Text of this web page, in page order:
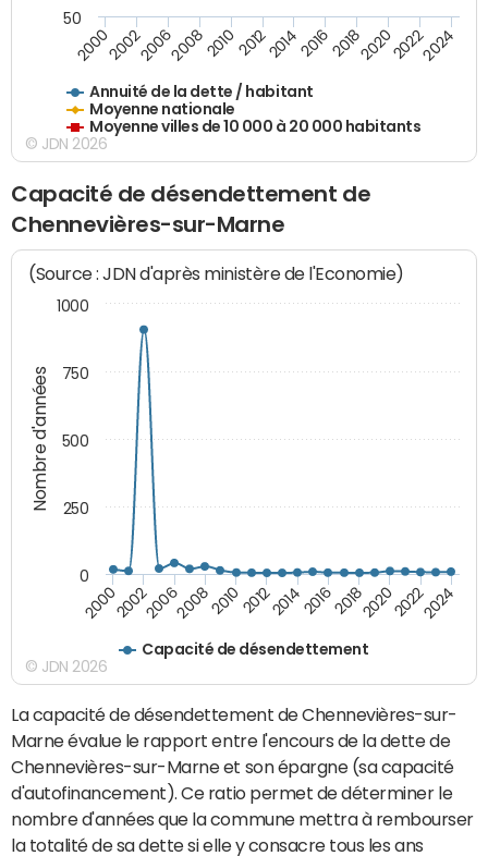
Annuité de la dette / habitant
Moyenne nationale
Moyenne villes de 10 000 à 20 000 habitants
200020022006200820102012201420162018202020222024
50
© JDN 2026
Capacité de désendettement de
Chennevières-sur-Marne
Nombre d'années
(Source : JDN d'après ministère de l'Economie)
Capacité de désendettement
200020022006200820102012201420162018202020222024
0
250
500
750
1000
© JDN 2026
La capacité de désendettement de Chennevières-sur-
Marne évalue le rapport entre l'encours de la dette de
Chennevières-sur-Marne et son épargne (sa capacité
d'autofinancement). Ce ratio permet de déterminer le
nombre d'années que la commune mettra à rembourser
la totalité de sa dette si elle y consacre tous les ans